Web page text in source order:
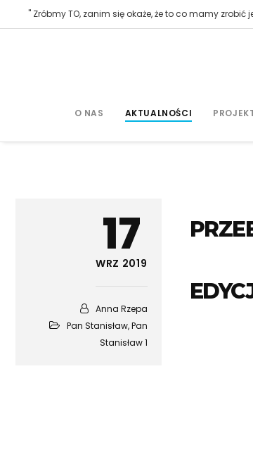
" Zróbmy TO, zanim się okaże, że to co mamy zrobić
O NAS AKTUALNOŚCI
17
WRZ 2019
Anna Rzepa
Pan Stanisław,Pan
Stanisław 1